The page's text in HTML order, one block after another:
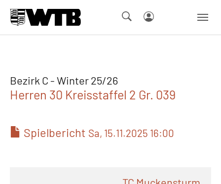
Bezirk C - Winter 25/26
Herren 30 Kreisstaffel 2 Gr. 039
Spielbericht Sa, 15.11.2025 16:00